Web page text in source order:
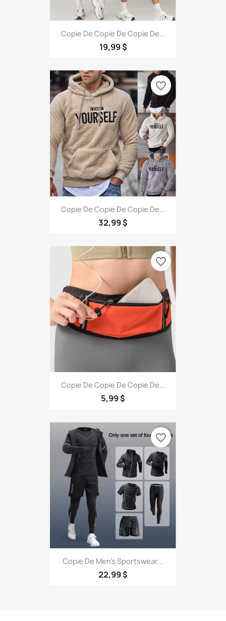
Copie De Copie De Copie De...
19,99 $
Copie De Copie De Copie De...
32,99 $
favorite_border
Copie De Copie De Copie De...
5,99 $
favorite_border
Copie De Men's Sportswear...
22,99 $
favorite_border